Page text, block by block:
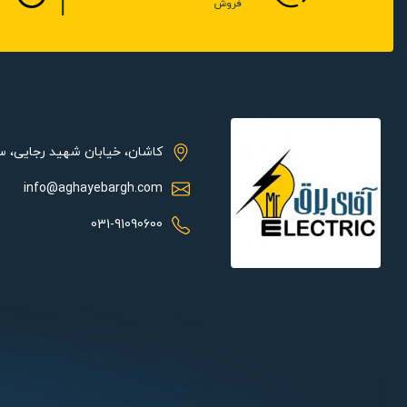
- چندین کاربر Online بصورت همزمان
- E-Map
- تشخیص حرکت (Motion Detection)
- قابلیت اتصال دوربین های گردان (PTZ / 1 port)
- زوم دیجیتال در حالت LIVE و PLAYBACK
- پشتیبانی از SATA×1, up to 10TB
- امکان ارتباط صوتی 2طرفه در انتقال تصویر روی موبایل
- Back up از طریق USB و Network(IE,NVMS) (Back up از چندین فایل، برش فایل در هنگام Back up)
فروش
کاشان، خیابان شهید
info@aghayebargh.com
031-91090600